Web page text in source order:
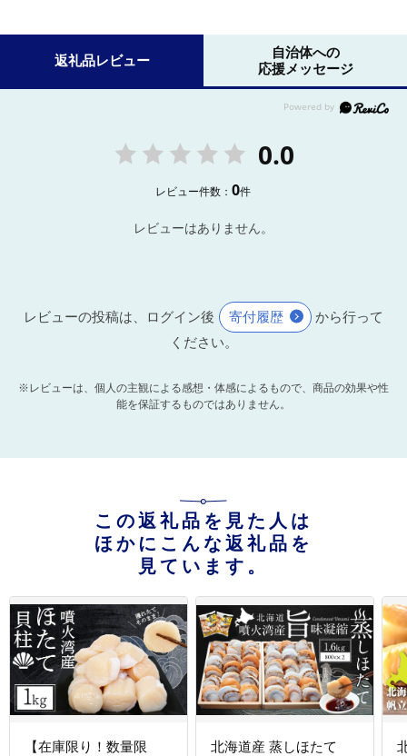
返礼品レビュー
自治体への
応援メッセージ
0.0
レビュー件数：0件
レビューはありません。
レビューの投稿は、ログイン後 寄付履歴
から行って
ください。
※レビューは、個人の主観による感想・体感によるもので、商品の効果や性
能を保証するものではありません。
この返礼品を見た人は
ほかにこんな返礼品を
見ています。
【在庫限り！数量限
北海道産 蒸しほたて